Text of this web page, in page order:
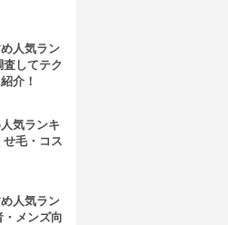
人気ラン
してテク
介！
気ランキ
毛・コス
人気ラン
メンズ向